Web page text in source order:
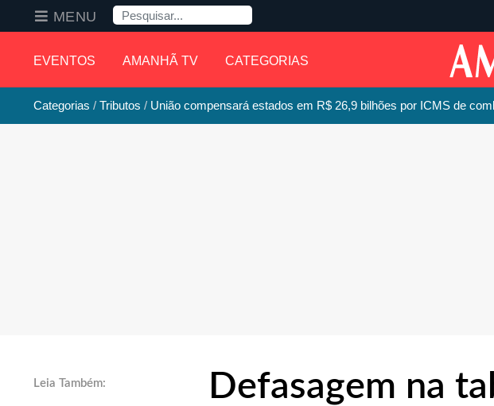
EVENTOS AMANHÃ TV CATEGORIAS
MENU Pesquisa
Categorias Tributos União compensará estados em R$ 26,9 bilhões por ICMS de
Defasagem na